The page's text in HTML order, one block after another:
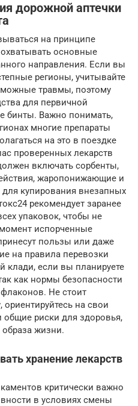
дорожной аптечки
на принципе
основные
направления. Если вы
регионы, учитывайте
травмы, поэтому
для первичной
бинты. Важно понимать,
многие препараты
на это в поездке
проверенных лекарств
включать сорбенты,
жаропонижающие и
купирования внезапных
рекомендует заранее
упаковок, чтобы не
испорченные
пользы или даже
на правила перевозки
клади, если вы планируете
как нормы безопасности
Не стоит
ориентируйтесь на свои
общие риски для здоровья,
образа жизни.
хранение лекарств
критически важно
в условиях смены